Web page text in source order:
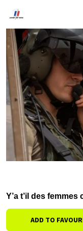
Y’a t’il des
ADD TO